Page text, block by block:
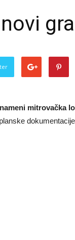
mitrovačka